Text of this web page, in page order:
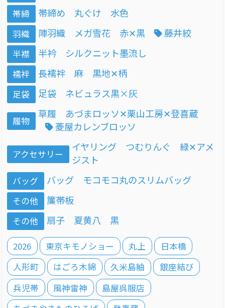
帯締 帯締め 丸ぐけ 水色
羽織 陣羽織 メガ雪花 赤✕黒 藤井絞
半襟 半衿 シルクニット墨流し
襦袢 長襦袢 麻 黒地✕柄
足袋 足袋 ネビュラス黒×灰
履物
草履 あづまロッソ✕栗山工房✕登喜蔵
菱屋カレンブロッソ
アクセサリー
イヤリング つむりんぐ 緑✕アメ
ジスト
バッグ バッグ モコモコ丸のスリムバッグ
その他 簾帯板
その他 扇子 夏黄八 黒
2026 東京キモノショー 丸上
日本橋
人形町
はごろ木綿 久米島紬
銀座結び
兵児帯
風神雷神
島屋呉服店